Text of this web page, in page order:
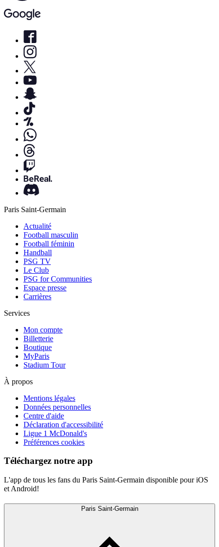
Paris Saint-Germain
Actualité
Football masculin
Football féminin
Handball
PSG TV
Le Club
PSG for Communities
Espace presse
Carrières
Services
Mon compte
Billetterie
Boutique
MyParis
Stadium Tour
À propos
Mentions légales
Données personnelles
Centre d'aide
Déclaration d'accessibilité
Ligue 1 McDonald's
Préférences cookies
Téléchargez notre app
L'app de tous les fans du Paris Saint-Germain disponible pour iOS
et Android!
Paris Saint-Germain